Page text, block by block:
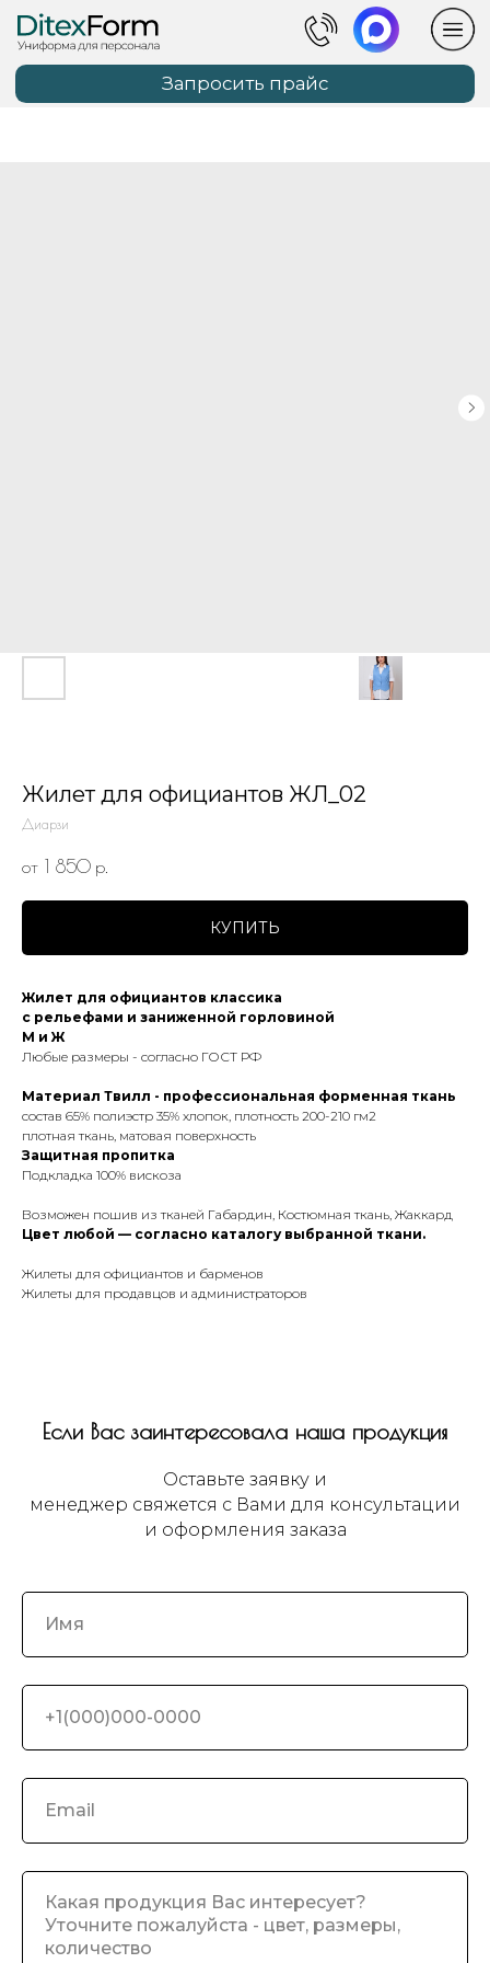
Жилет для официантов ЖЛ_02
Диарзи
от 1 850 р.
КУПИТЬ
Жилет для официантов классика
с рельефами и заниженной горловиной
М и Ж
Любые размеры - согласно ГОСТ РФ
Материал Твилл - профессиональная форменная ткань
состав 65% полиэстр 35% хлопок, плотность 200-210 гм2
плотная ткань, матовая поверхность
Защитная пропитка
Подкладка 100% вискоза
Возможен пошив из тканей Габардин, Костюмная ткань, Жаккард
Цвет любой — согласно каталогу выбранной ткани.
Жилеты для официантов и барменов
Жилеты для продавцов и администраторов
Если Вас заинтересовала наша продукция
Оставьте заявку и
менеджер свяжется с Вами для консультации
и оформления заказа